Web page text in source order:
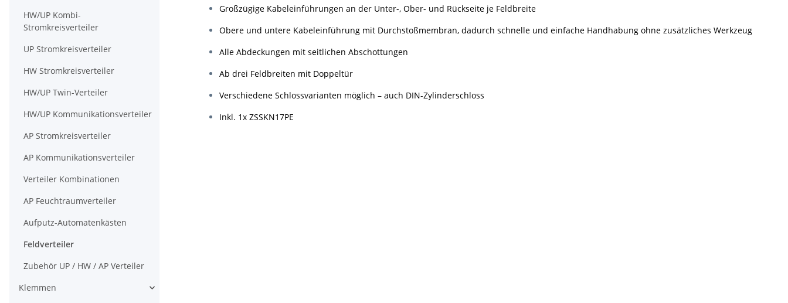
Großzügige Kabeleinführungen an der Unter-, Ober- und Rückseite je Feldbreite
Obere und untere Kabeleinführung mit Durchstoßmembran, dadurch schnelle und einfache Handhabung ohne zusätzliches Werkzeug
Alle Abdeckungen mit seitlichen Abschottungen
Ab drei Feldbreiten mit Doppeltür
Verschiedene Schlossvarianten möglich – auch DIN-Zylinderschloss
Inkl. 1x ZSSKN17PE
HW/UP Kombi-
Stromkreisverteiler
UP Stromkreisverteiler
HW Stromkreisverteiler
HW/UP Twin-Verteiler
HW/UP Kommunikationsverteiler
AP Stromkreisverteiler
AP Kommunikationsverteiler
Verteiler Kombinationen
AP Feuchtraumverteiler
Aufputz-Automatenkästen
Feldverteiler
Zubehör UP / HW / AP Verteiler
Klemmen